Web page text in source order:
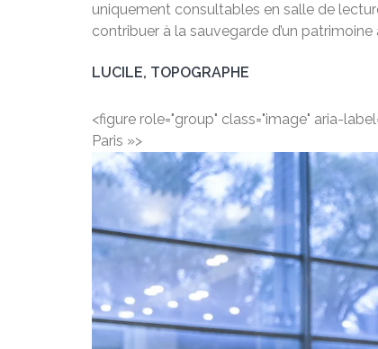
uniquement consultables en salle de
contribuer à la sauvegarde d’un
LUCILE, TOPOGRAPHE
<figure role="group" class="image" aria-
Paris »>